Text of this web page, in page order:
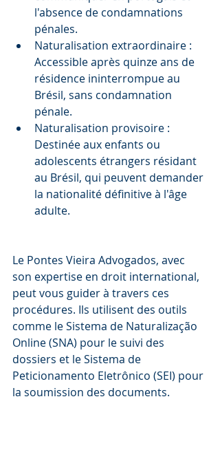
l'absence de condamnations
pénales.
Naturalisation extraordinaire :
Accessible après quinze ans de
résidence ininterrompue au
Brésil, sans condamnation
pénale.
Naturalisation provisoire :
Destinée aux enfants ou
adolescents étrangers résidant
au Brésil, qui peuvent demander
la nationalité définitive à l'âge
adulte.
Le Pontes Vieira Advogados, avec
son expertise en droit international,
peut vous guider à travers ces
procédures. Ils utilisent des outils
comme le Sistema de Naturalização
Online (SNA) pour le suivi des
dossiers et le Sistema de
Peticionamento Eletrônico (SEI) pour
la soumission des documents.